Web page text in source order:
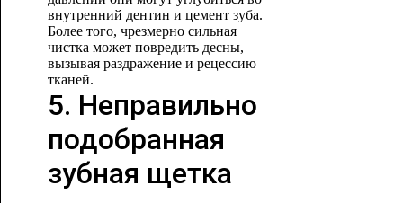
внутренний дентин и цемент зуба.
Более того, чрезмерно сильная
чистка может повредить десны,
вызывая раздражение и рецессию
тканей.
5. Неправильно
подобранная
зубная щетка